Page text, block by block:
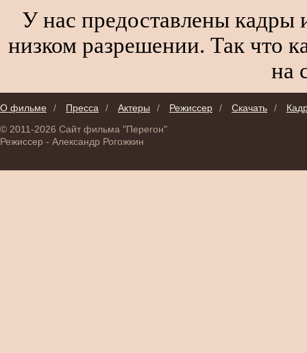
У нас предоставлены кадры
низком разрешении. Так что
на
О фильме / Пресса / Актеры / Режиссер / Скачать /
© 2011-2026 Сайт фильма "Перегон"
Режиссер - Александр Рогожкин